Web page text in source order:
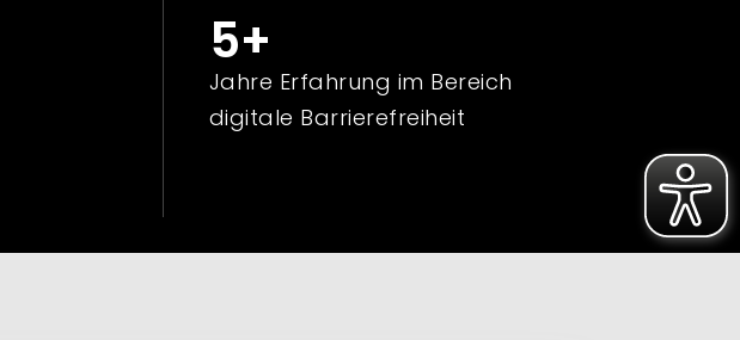
5+
Jahre Erfahrung im Bereich
digitale Barrierefreiheit